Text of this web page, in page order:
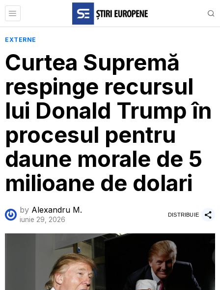
EXTERNE
Curtea Supremă
respinge recursul
lui Donald Trump în
procesul pentru
daune morale de 5
milioane de dolari
by Alexandru M.
iunie 29, 2026
DISTRIBUIE